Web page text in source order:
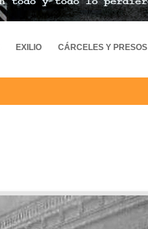
EXILIO CÁRCELES Y PRESOS